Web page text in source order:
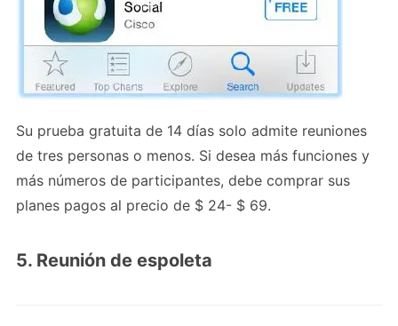
Su prueba gratuita de 14 días solo admite reuniones
de tres personas o menos. Si desea más funciones y
más números de participantes, debe comprar sus
planes pagos al precio de $ 24- $ 69.
5. Reunión de espoleta